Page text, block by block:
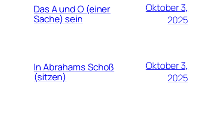
Das A und O (einer
Sache) sein
Oktober 3,
2025
In Abrahams Schoß
(sitzen)
Oktober 3,
2025